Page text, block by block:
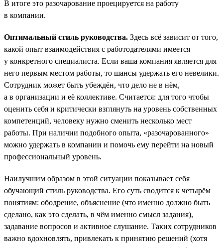
В итоге это разочарование проецируется на работу
в компании.
Оптимальный стиль руководства. Здесь всё зависит от того,
какой опыт взаимодействия с работодателями имеется
у конкретного специалиста. Если ваша компания является для
него первым местом работы, то шансы удержать его невелики.
Сотрудник может быть убеждён, что дело не в нём,
а в организации и её коллективе. Считается: для того чтобы
оценить себя и критически взглянуть на уровень собственных
компетенций, человеку нужно сменить несколько мест
работы. При наличии подобного опыта, «разочарованного»
можно удержать в компании и помочь ему перейти на новый
профессиональный уровень.
Наилучшим образом в этой ситуации показывает себя
обучающий стиль руководства. Его суть сводится к четырём
понятиям: ободрение, объяснение (что именно должно быть
сделано, как это сделать, в чём именно смысл задания),
задавание вопросов и активное слушание. Таких сотрудников
важно вдохновлять, привлекать к принятию решений (хотя